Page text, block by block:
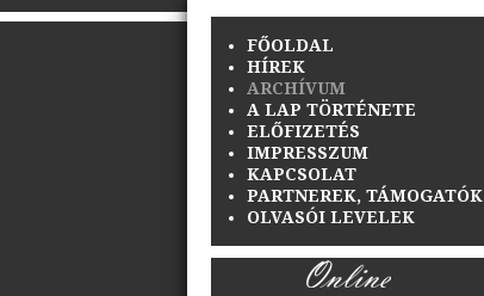
FŐOLDAL
HÍREK
ARCHÍVUM
A LAP TÖRTÉNETE
ELŐFIZETÉS
IMPRESSZUM
KAPCSOLAT
PARTNEREK, TÁMOGATÓK
OLVASÓI LEVELEK